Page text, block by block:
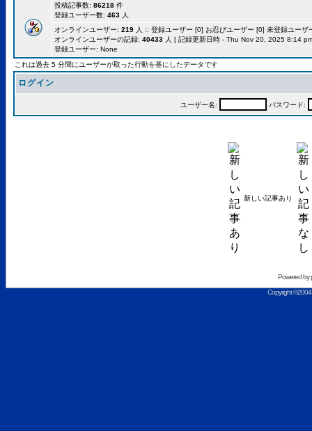
投稿記事数: 86218 件
登録ユーザー数: 463 人
オンラインユーザー: 219 人 :: 登録ユーザー [0] お忍びユーザー [0] 未登録ユー
オンラインユーザーの記録: 40433 人 [ 記録更新日時 - Thu Nov 20, 2025 8:14
登録ユーザー: None
これは過去 5 分間にユーザーが取った行動を基にしたデータです
ログイン
ユーザー名: パスワード:
新しい記事あり
Powered by
Copyright ©2004